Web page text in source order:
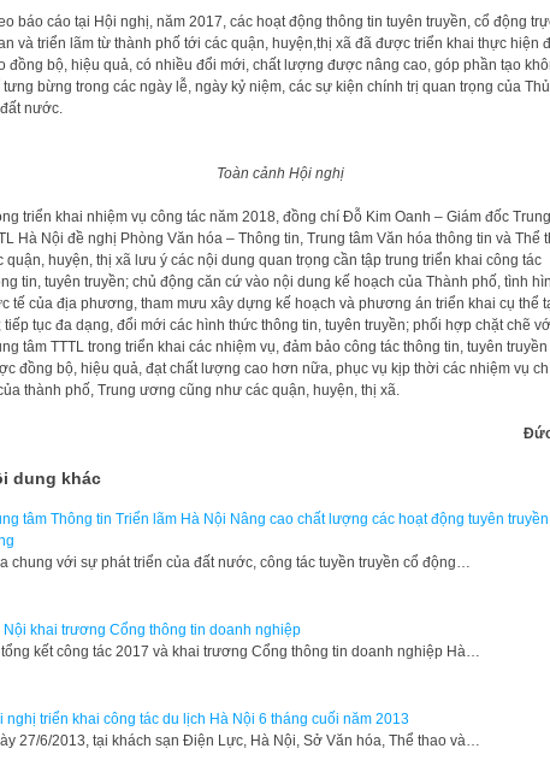
báo cáo tại Hội nghị, năm 2017, các hoạt động thông tin tuyên truyền, cổ động
và triển lãm từ thành phố tới các quận, huyện,thị xã đã được triển khai thực hiện
đồng bộ, hiệu quả, có nhiều đổi mới, chất lượng được nâng cao, góp phần tạo
tưng bừng trong các ngày lễ, ngày kỷ niệm, các sự kiện chính trị quan trọng của
nước.
Toàn cảnh Hội nghị
triển khai nhiệm vụ công tác năm 2018, đồng chí Đỗ Kim Oanh – Giám đốc
Hà Nội đề nghị Phòng Văn hóa – Thông tin, Trung tâm Văn hóa thông tin và Thể
quận, huyện, thị xã lưu ý các nội dung quan trọng cần tập trung triển khai công tác
tin, tuyên truyền; chủ động căn cứ vào nội dung kế hoạch của Thành phố, tình
tế của địa phương, tham mưu xây dựng kế hoạch và phương án triển khai cụ thể
tiếp tục đa dạng, đổi mới các hình thức thông tin, tuyên truyền; phối hợp chặt chẽ
tâm TTTL trong triển khai các nhiệm vụ, đảm bảo công tác thông tin, tuyên truyền
đồng bộ, hiệu quả, đạt chất lượng cao hơn nữa, phục vụ kịp thời các nhiệm vụ
thành phố, Trung ương cũng như các quận, huyện, thị xã.
dung khác
tâm Thông tin Triển lãm Hà Nội Nâng cao chất lượng các hoạt động tuyên
chung với sự phát triển của đất nước, công tác tuyền truyền cổ động…
Nội khai trương Cổng thông tin doanh nghiệp
tổng kết công tác 2017 và khai trương Cổng thông tin doanh nghiệp Hà…
nghị triển khai công tác du lịch Hà Nội 6 tháng cuối năm 2013
27/6/2013, tại khách sạn Điện Lực, Hà Nội, Sở Văn hóa, Thể thao và…